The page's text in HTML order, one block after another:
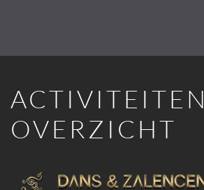
ACTIVITEITEN
OVERZICHT